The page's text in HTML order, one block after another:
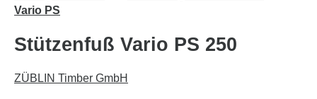
Vario PS
Stützenfuß Vario PS 250
ZÜBLIN Timber GmbH